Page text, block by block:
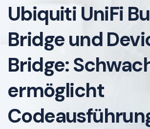
Ubiquiti UniFi
Bridge und
Bridge:
ermöglicht